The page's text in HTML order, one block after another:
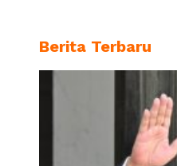
Berita Terbaru